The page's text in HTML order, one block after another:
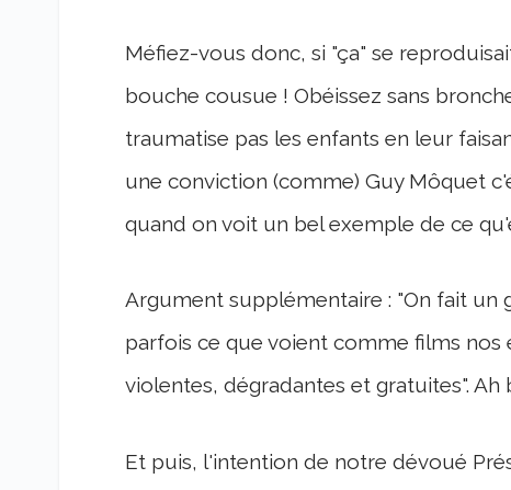
Méfiez-vous donc, si "ça" se
bouche cousue ! Obéissez sans
traumatise pas les enfants en leur
une conviction (comme) Guy Môquet
quand on voit un bel exemple de ce
Argument supplémentaire : "On fait
parfois ce que voient comme films nos
violentes, dégradantes et gratuites". Ah
Et puis, l'intention de notre dévoué